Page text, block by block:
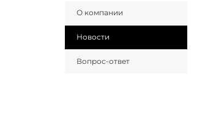
О компании
Новости
Вопрос-ответ